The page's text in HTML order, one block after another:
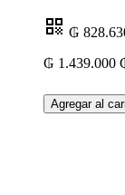
₲
₲ 1.439.000
Agregar al